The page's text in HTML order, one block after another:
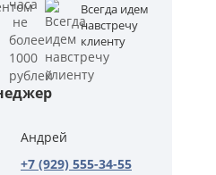
Всегда идем
навстречу
клиенту
Андрей
+7 (929) 555-34-55